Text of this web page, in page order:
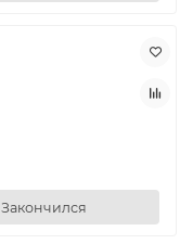
Закончился